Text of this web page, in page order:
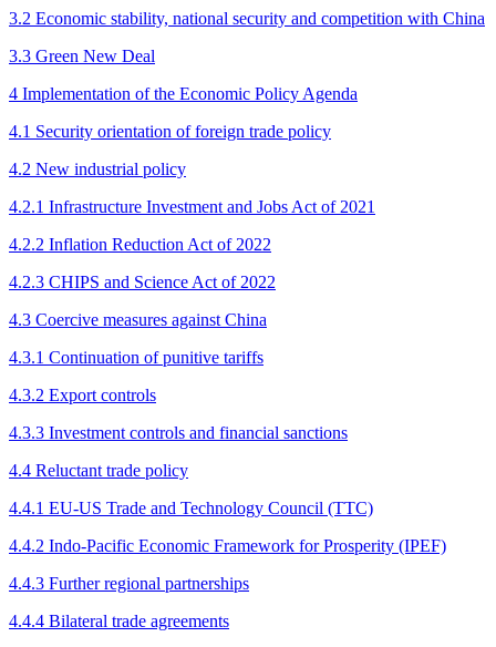
3.2 Economic stability, national security and competition with China
3.3 Green New Deal
4 Implementation of the Economic Policy Agenda
4.1 Security orientation of foreign trade policy
4.2 New industrial policy
4.2.1 Infrastructure Investment and Jobs Act of 2021
4.2.2 Inflation Reduction Act of 2022
4.2.3 CHIPS and Science Act of 2022
4.3 Coercive measures against China
4.3.1 Continuation of punitive tariffs
4.3.2 Export controls
4.3.3 Investment controls and financial sanctions
4.4 Reluctant trade policy
4.4.1 EU-US Trade and Technology Council (TTC)
4.4.2 Indo-Pacific Economic Framework for Prosperity (IPEF)
4.4.3 Further regional partnerships
4.4.4 Bilateral trade agreements